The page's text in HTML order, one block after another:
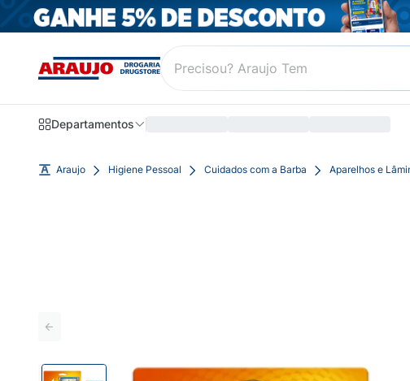
Departamentos
Araujo Higiene Pessoal Cuidados com a Barba Aparelhos e